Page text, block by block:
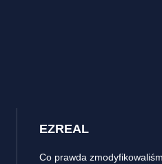
EZREAL
Co prawda